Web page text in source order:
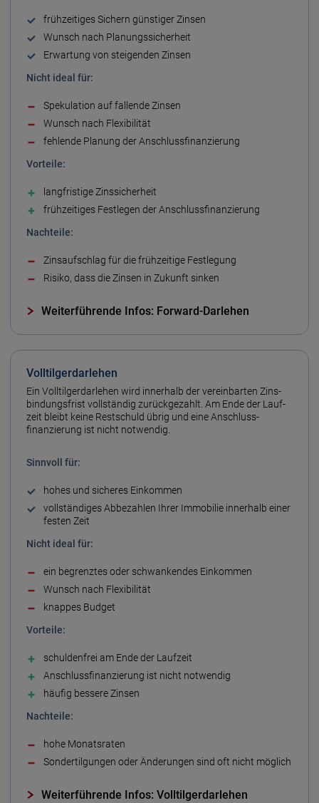
früh­zeitiges Sichern günstiger Zinsen
Wunsch nach Planungs­sicherheit
Erwartung von steigenden Zinsen
Nicht ideal für:
Spekulation auf fallende Zinsen
Wunsch nach Flexibilität
fehlende Planung der Anschluss­finanzierung
Vorteile:
lang­fristige Zins­sicherheit
früh­zeitiges Fest­legen der Anschluss­finanzierung
Nachteile:
Zins­aufschlag für die früh­zeitige Fest­legung
Risiko, dass die Zinsen in Zukunft sinken
Weiterführende Infos: Forward-Darlehen
Volltilgerdarlehen
Ein Volltilger­darlehen wird innerhalb der vereinbarten Zins­
bindungs­frist voll­ständig zurück­gezahlt. Am Ende der Lauf­
zeit bleibt keine Rest­schuld übrig und eine Anschluss­
finanzierung ist nicht notwendig.
Sinn­voll für:
hohes und sicheres Einkommen
voll­ständiges Ab­bezahlen Ihrer Immobilie inner­halb einer
festen Zeit
Nicht ideal für:
ein begrenztes oder schwankendes Einkommen
Wunsch nach Flexibilität
knappes Budget
Vorteile:
schulden­frei am Ende der Lauf­zeit
Anschluss­finanzierung ist nicht notwendig
häufig bessere Zinsen
Nachteile:
hohe Monats­raten
Sonder­tilgungen oder Änderungen sind oft nicht möglich
Weiterführende Infos: Volltilgerdarlehen